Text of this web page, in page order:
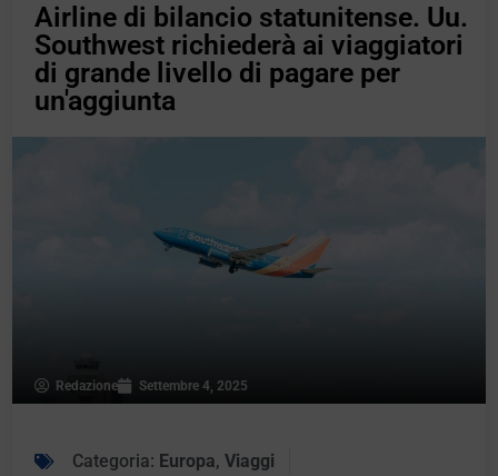
Airline di bilancio statunitense. Uu.
Southwest richiederà ai viaggiatori
di grande livello di pagare per
un'aggiunta
Redazione Settembre 4, 2025
Categoria: Europa,Viaggi